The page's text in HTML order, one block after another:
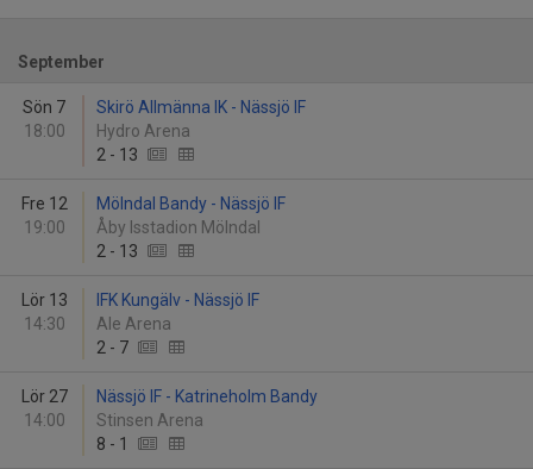
September
Sön 7
18:00
Skirö Allmänna IK - Nässjö IF
Hydro Arena
2 - 13
Fre 12
19:00
Mölndal Bandy - Nässjö IF
Åby Isstadion Mölndal
2 - 13
Lör 13
14:30
IFK Kungälv - Nässjö IF
Ale Arena
2 - 7
Lör 27
14:00
Nässjö IF - Katrineholm Bandy
Stinsen Arena
8 - 1